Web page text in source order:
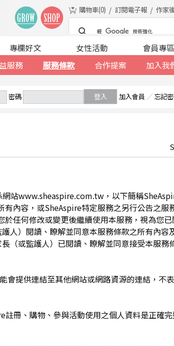
購物車(0) 訂閱電子報 作家
服務 服務條款 合作提案 加入我
專欄好文 女性活動 會員專區
密碼 登入 加入會員 ／ 忘記
站www.sheaspire.com.tw，以下簡稱
內容，或SheAspire特定服務之另行公告之服
任何修改或變更後繼續使用本服務，視為您
人）閱讀、瞭解並同意本服務條款之所有內容
（或監護人）已閱讀、瞭解並同意接受本服務
提供連結至其他網站或網路資源的連結，不
冊、購物、參與活動使用之個人資料是正確